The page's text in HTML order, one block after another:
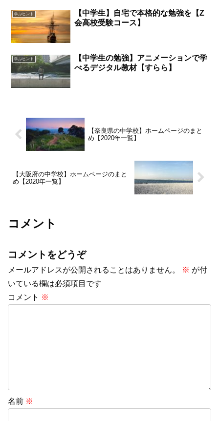
学ぶヒント
【中学生】自宅で本格的な勉強を【Z
会高校受験コース】
学ぶヒント
【中学生の勉強】アニメーションで学
べるデジタル教材【すらら】
【奈良県の中学校】ホームページのまと
め【2020年一覧】
【大阪府の中学校】ホームページのまと
め【2020年一覧】
コメント
コメントをどうぞ
メールアドレスが公開されることはありません。 ※ が付
いている欄は必須項目です
コメント ※
名前 ※